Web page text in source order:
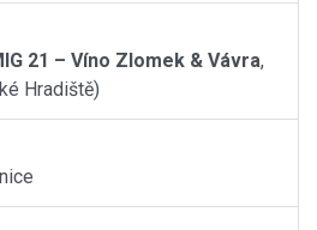
21 – Víno Zlomek & Vávra,
Hradiště)